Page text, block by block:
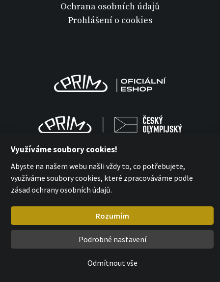
Ochrana osobních údajů
Prohlášení o cookies
MPM Quality 2026
by esmedia
Využíváme soubory cookies!
Abyste na našem webu našli vždy to, co potřebujete,
využíváme soubory cookies, které zpracováváme podle
zásad ochrany osobních údajů.
Rozumím
Podrobné nastavení
Odmítnout vše